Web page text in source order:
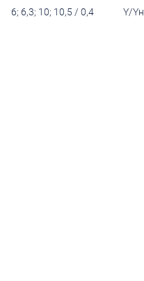
6; 6,3; 10; 10,5 / 0,4 Y/